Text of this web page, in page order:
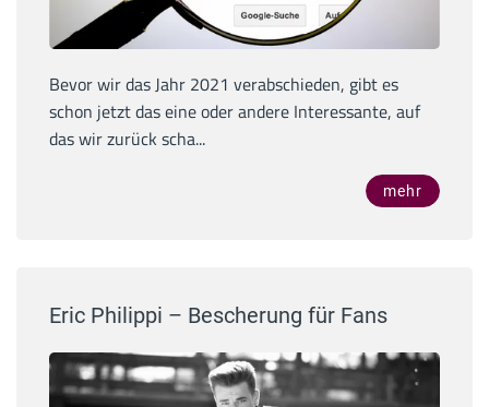
Bevor wir das Jahr 2021 verabschieden, gibt es
schon jetzt das eine oder andere Interessante, auf
das wir zurück scha...
mehr
Eric Philippi – Bescherung für Fans